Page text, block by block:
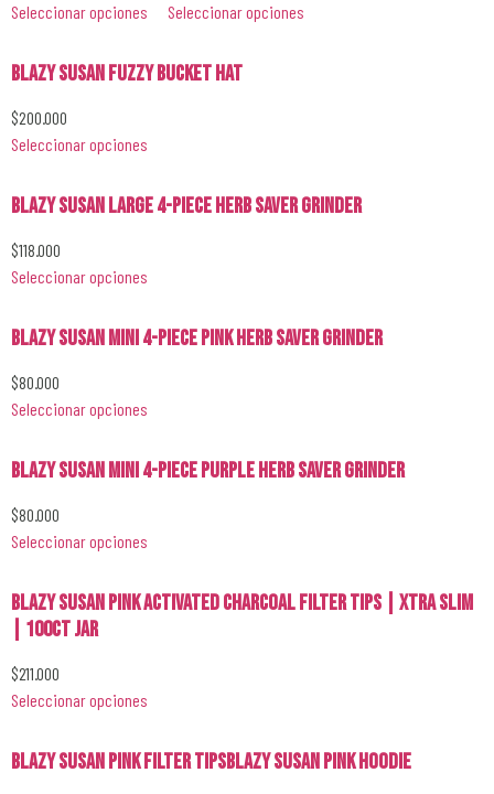
Seleccionar opciones
Seleccionar opciones
Blazy Susan Fuzzy Bucket Hat
$200.000
Seleccionar opciones
Blazy Susan Large 4-Piece Herb Saver Grinder
$118.000
Seleccionar opciones
Blazy Susan Mini 4-Piece Pink Herb Saver Grinder
$80.000
Seleccionar opciones
Blazy Susan Mini 4-Piece Purple Herb Saver Grinder
$80.000
Seleccionar opciones
Blazy Susan Pink Activated Charcoal Filter Tips | Xtra Slim
| 100ct Jar
$211.000
Seleccionar opciones
Blazy Susan Pink Filter TipsBlazy Susan Pink Hoodie